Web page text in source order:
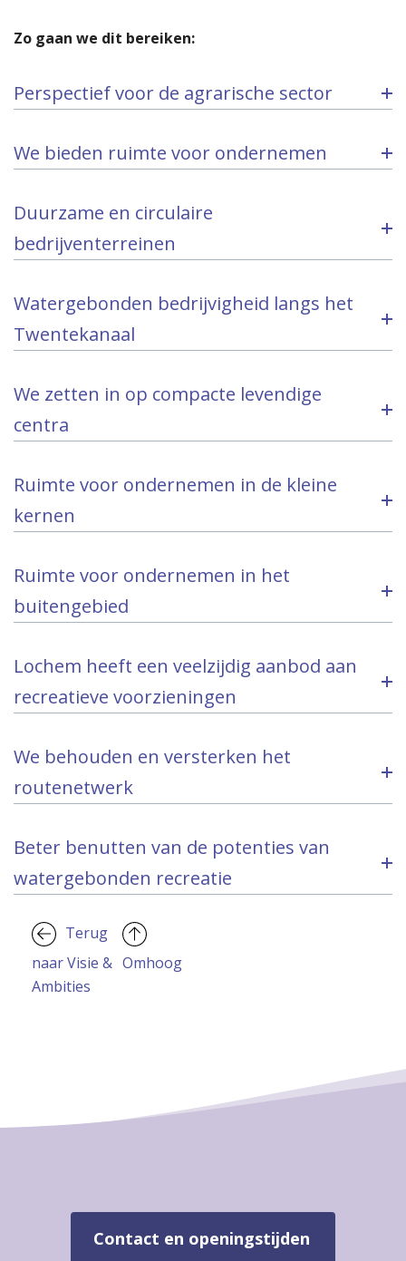
Zo gaan we dit bereiken:
Perspectief voor de agrarische sector
We bieden ruimte voor ondernemen
Duurzame en circulaire
bedrijventerreinen
Watergebonden bedrijvigheid langs het
Twentekanaal
We zetten in op compacte levendige
centra
Ruimte voor ondernemen in de kleine
kernen
Ruimte voor ondernemen in het
buitengebied
Lochem heeft een veelzijdig aanbod aan
recreatieve voorzieningen
We behouden en versterken het
routenetwerk
Beter benutten van de potenties van
watergebonden recreatie
Terug
naar Visie &
Ambities
Omhoog
Contact en openingstijden